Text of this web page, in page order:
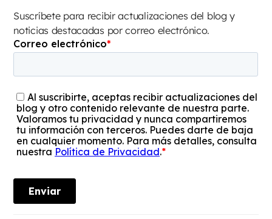
Suscríbete para recibir actualizaciones del blog y
noticias destacadas por correo electrónico.